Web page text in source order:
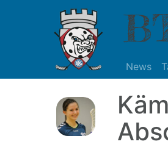
News